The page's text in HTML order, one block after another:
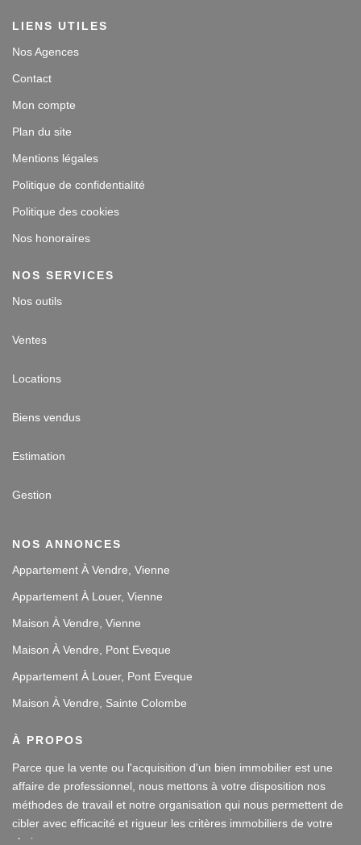
LIENS UTILES
Nos Agences
Contact
Mon compte
Plan du site
Mentions légales
Politique de confidentialité
Politique des cookies
Nos honoraires
NOS SERVICES
Nos outils
Ventes
Locations
Biens vendus
Estimation
Gestion
NOS ANNONCES
Appartement À Vendre, Vienne
Appartement À Louer, Vienne
Maison À Vendre, Vienne
Maison À Vendre, Pont Eveque
Appartement À Louer, Pont Eveque
Maison À Vendre, Sainte Colombe
À PROPOS
Parce que la vente ou l'acquisition d'un bien immobilier est une
affaire de professionnel, nous mettons à votre disposition nos
méthodes de travail et notre organisation qui nous permettent de
cibler avec efficacité et rigueur les critères immobiliers de votre
choix.